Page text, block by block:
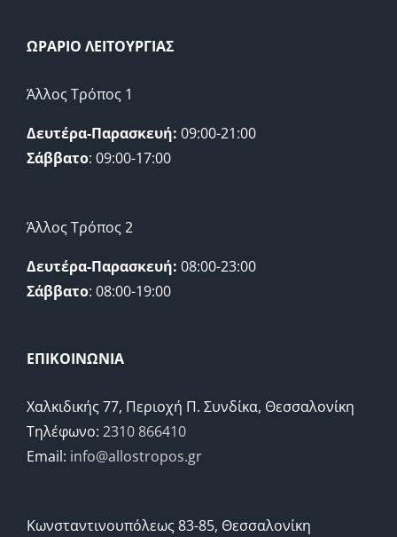
ΩΡΑΡΙΟ ΛΕΙΤΟΥΡΓΙΑΣ
Άλλος Τρόπος 1
Δευτέρα-Παρασκευή: 09:00-21:00
Σάββατο: 09:00-17:00
Άλλος Τρόπος 2
Δευτέρα-Παρασκευή: 08:00-23:00
Σάββατο: 08:00-19:00
ΕΠΙΚΟΙΝΩΝΙΑ
Χαλκιδικής 77, Περιοχή Π. Συνδίκα, Θεσσαλονίκη
Τηλέφωνο: 2310 866410
Email: info@allostropos.gr
Κωνσταντινουπόλεως 83-85, Θεσσαλονίκη